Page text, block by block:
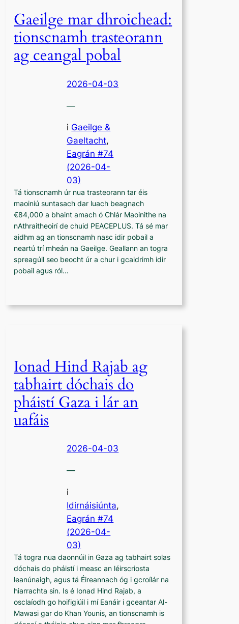
Gaeilge mar dhroichead:
tionscnamh trasteorann
ag ceangal pobal
2026-04-03
—
i Gaeilge &
Gaeltacht,
Eagrán #74
(2026-04-
03)
Tá tionscnamh úr nua trasteorann tar éis
maoiniú suntasach dar luach beagnach
€84,000 a bhaint amach ó Chlár Maoinithe na
nAthraitheoirí de chuid PEACEPLUS. Tá sé mar
aidhm ag an tionscnamh nasc idir pobail a
neartú trí mheán na Gaeilge. Geallann an togra
spreagúil seo beocht úr a chur i gcaidrimh idir
pobail agus ról…
Ionad Hind Rajab ag
tabhairt dóchais do
pháistí Gaza i lár an
uafáis
2026-04-03
—
i
Idirnáisiúnta,
Eagrán #74
(2026-04-
03)
Tá togra nua daonnúil in Gaza ag tabhairt solas
dóchais do pháistí i measc an léirscriosta
leanúnaigh, agus tá Éireannach óg i gcroílár na
hiarrachta sin. Is é Ionad Hind Rajab, a
osclaíodh go hoifigiúil i mí Eanáir i gceantar Al-
Mawasi gar do Khan Younis, an tionscnamh is